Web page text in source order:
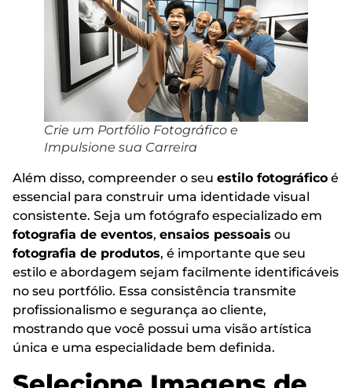
Crie um Portfólio Fotográfico e
Impulsione sua Carreira
Além disso, compreender o seu estilo fotográfico é
essencial para construir uma identidade visual
consistente. Seja um fotógrafo especializado em
fotografia de eventos, ensaios pessoais ou
fotografia de produtos, é importante que seu
estilo e abordagem sejam facilmente identificáveis
no seu portfólio. Essa consistência transmite
profissionalismo e segurança ao cliente,
mostrando que você possui uma visão artística
única e uma especialidade bem definida.